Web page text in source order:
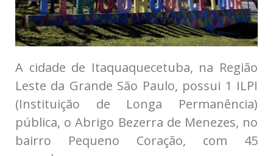
A cidade de Itaquaquecetuba, na Região
Leste da Grande São Paulo, possui 1 ILPI
(Instituição de Longa Permanência)
pública, o Abrigo Bezerra de Menezes, no
bairro Pequeno Coração, com 45